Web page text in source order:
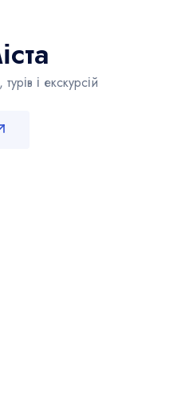
і екскурсій